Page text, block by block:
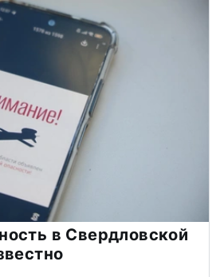
в Свердловской